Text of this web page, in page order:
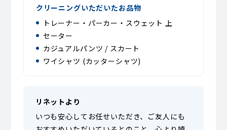
クリーニングいただいたお品物
トレーナー・パーカー・スウェット 上
セーター
カジュアルパンツ / スカート
ワイシャツ (カッターシャツ)
リネットより
いつも安心してお任せいただき、ご友人にも